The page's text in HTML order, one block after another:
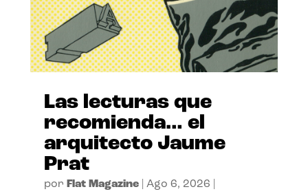
Las lecturas que
recomienda… el
arquitecto Jaume
Prat
por Flat Magazine| Ago 6, 2026